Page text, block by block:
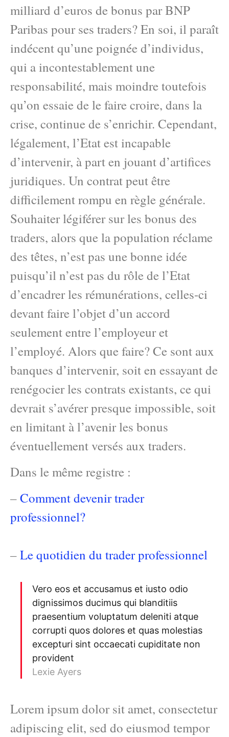
milliard d’euros de bonus par BNP
Paribas pour ses traders? En soi, il paraît
indécent qu’une poignée d’individus,
qui a incontestablement une
responsabilité, mais moindre toutefois
qu’on essaie de le faire croire, dans la
crise, continue de s’enrichir. Cependant,
légalement, l’Etat est incapable
d’intervenir, à part en jouant d’artifices
juridiques. Un contrat peut être
difficilement rompu en règle générale.
Souhaiter légiférer sur les bonus des
traders, alors que la population réclame
des têtes, n’est pas une bonne idée
puisqu’il n’est pas du rôle de l’Etat
d’encadrer les rémunérations, celles-ci
devant faire l’objet d’un accord
seulement entre l’employeur et
l’employé. Alors que faire? Ce sont aux
banques d’intervenir, soit en essayant de
renégocier les contrats existants, ce qui
devrait s’avérer presque impossible, soit
en limitant à l’avenir les bonus
éventuellement versés aux traders.
Dans le même registre :
–Comment devenir trader
professionnel?
–Le quotidien du trader professionnel
Vero eos et accusamus et iusto odio
dignissimos ducimus qui blanditiis
praesentium voluptatum deleniti atque
corrupti quos dolores et quas molestias
excepturi sint occaecati cupiditate non
provident
Lexie Ayers
Lorem ipsum dolor sit amet, consectetur
adipiscing elit, sed do eiusmod tempor